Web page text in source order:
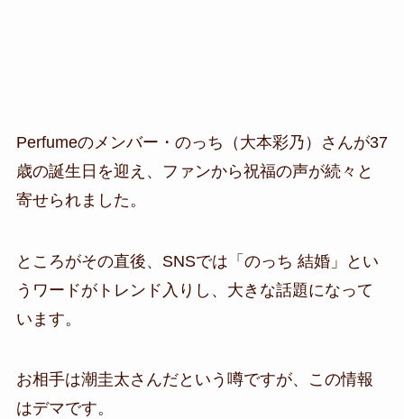
Perfumeのメンバー・のっち（大本彩乃）さんが37
歳の誕生日を迎え、ファンから祝福の声が続々と
寄せられました。
ところがその直後、SNSでは「のっち 結婚」とい
うワードがトレンド入りし、大きな話題になって
います。
お相手は潮圭太さんだという噂ですが、この情報
はデマです。